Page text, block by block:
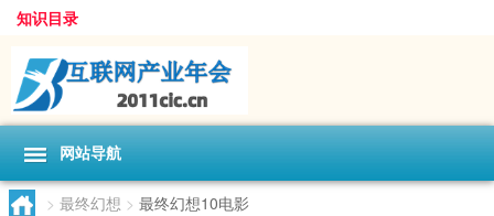
知识目录
网站导航
> 最终幻想 > 最终幻想10电影